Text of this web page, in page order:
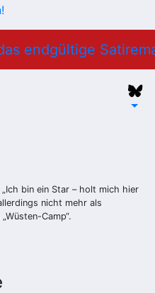
bin ein Star – holt mich hier
nicht mehr als
Camp“.